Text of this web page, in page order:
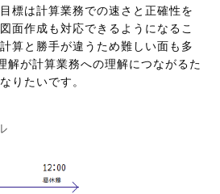
標は計算業務での速さと正確性を
面作成も対応できるようになるこ
算と勝手が違うため難しい面も多
解が計算業務への理解につながるた
りたいです。